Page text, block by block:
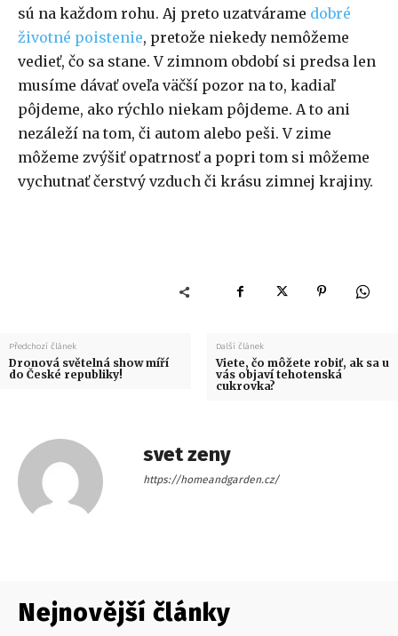
sú na každom rohu. Aj preto uzatvárame dobré
životné poistenie, pretože niekedy nemôžeme
vedieť, čo sa stane. V zimnom období si predsa len
musíme dávať oveľa väčší pozor na to, kadiaľ
pôjdeme, ako rýchlo niekam pôjdeme. A to ani
nezáleží na tom, či autom alebo peši. V zime
môžeme zvýšiť opatrnosť a popri tom si môžeme
vychutnať čerstvý vzduch či krásu zimnej krajiny.
Předchozí článek
Dronová světelná show míří
do České republiky!
Další článek
Viete, čo môžete robiť, ak sa u
vás objaví tehotenská
cukrovka?
svet zeny
https://homeandgarden.cz/
Nejnovější články